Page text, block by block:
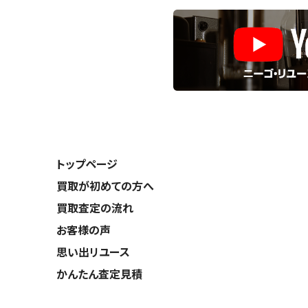
トップページ
買取が初めての方へ
買取査定の流れ
お客様の声
思い出リユース
かんたん査定見積